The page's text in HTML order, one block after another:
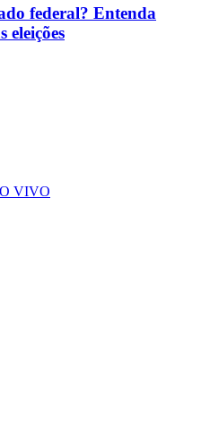
federal? Entenda
eleições
VIVO